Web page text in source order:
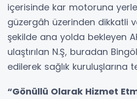
içerisinde kar motoruna
güzergâh üzerinden dikkatli
şekilde ana yolda bekleyen
ulaştırılan N.Ş, buradan
edilerek sağlık kuruluşlarına
“Gönüllü Olarak Hizmet